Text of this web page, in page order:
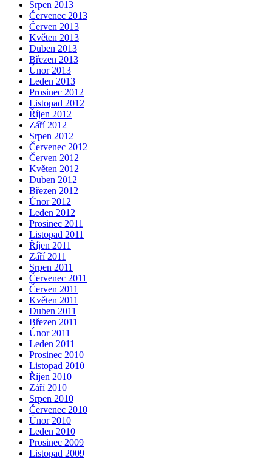
Srpen 2013
Červenec 2013
Červen 2013
Květen 2013
Duben 2013
Březen 2013
Únor 2013
Leden 2013
Prosinec 2012
Listopad 2012
Říjen 2012
Září 2012
Srpen 2012
Červenec 2012
Červen 2012
Květen 2012
Duben 2012
Březen 2012
Únor 2012
Leden 2012
Prosinec 2011
Listopad 2011
Říjen 2011
Září 2011
Srpen 2011
Červenec 2011
Červen 2011
Květen 2011
Duben 2011
Březen 2011
Únor 2011
Leden 2011
Prosinec 2010
Listopad 2010
Říjen 2010
Září 2010
Srpen 2010
Červenec 2010
Únor 2010
Leden 2010
Prosinec 2009
Listopad 2009